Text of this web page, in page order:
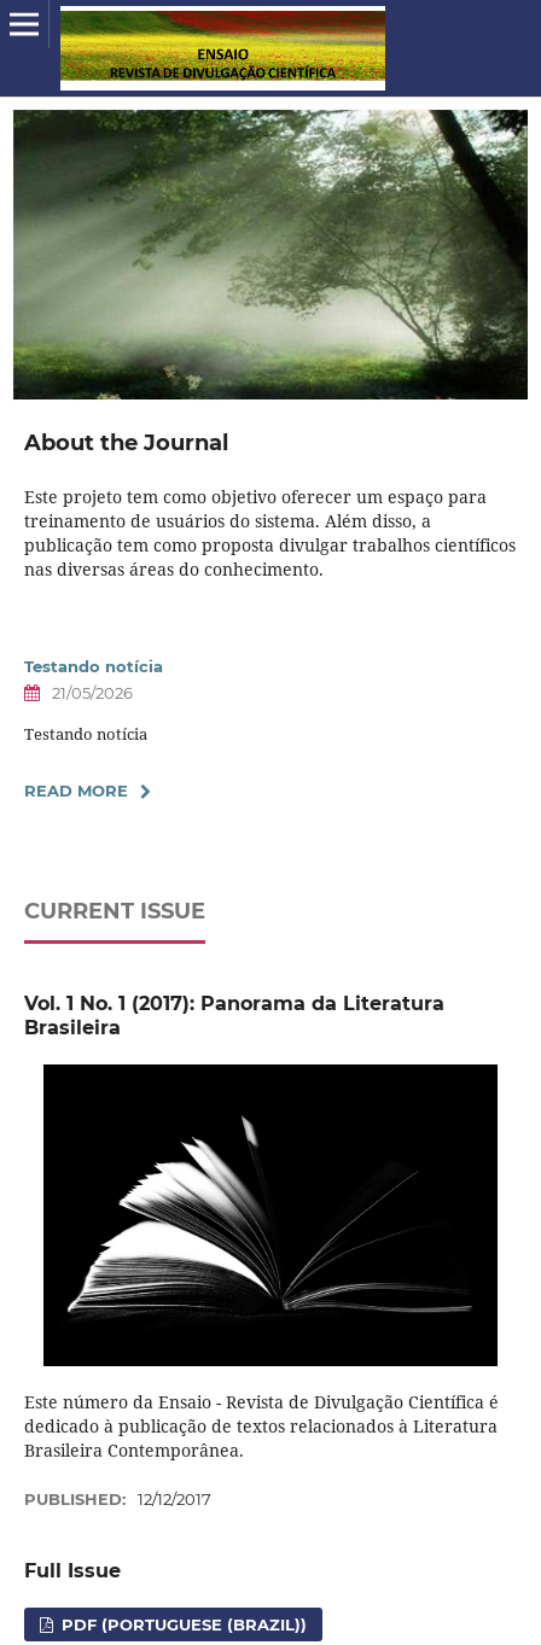
About the Journal
Este projeto tem como objetivo oferecer um espaço para
treinamento de usuários do sistema. Além disso, a
publicação tem como proposta divulgar trabalhos científicos
nas diversas áreas do conhecimento.
Testando notícia
21/05/2026
Testando notícia
READ MORE
CURRENT ISSUE
Vol. 1 No. 1 (2017): Panorama da Literatura
Brasileira
Este número da Ensaio - Revista de Divulgação Científica é
dedicado à publicação de textos relacionados à Literatura
Brasileira Contemporânea.
PUBLISHED: 12/12/2017
Full Issue
PDF (PORTUGUESE (BRAZIL))